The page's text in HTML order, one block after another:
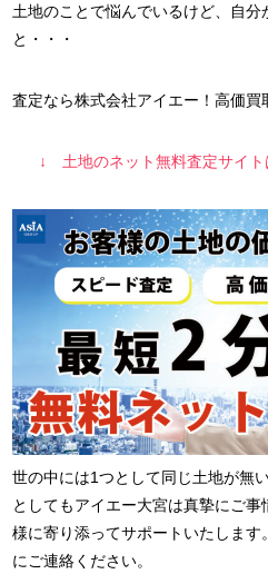
土地のことで悩んでいるけど、自分
と・・・
査定なら株式会社アイエー！高価買
↓ 土地のネット無料査定サイ
世の中には1つとして同じ土地が無
としてもアイエー大宮は真摯にご
様に寄り添ってサポートいたしま
にご連絡ください。